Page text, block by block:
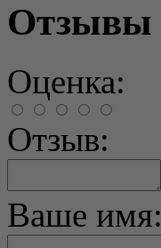
Отзывы
Оценка:
Отзыв:
Ваше имя: